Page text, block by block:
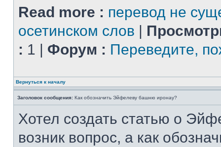
Read more : перевод не
осетинском слов |
: 1 | Форум : Переведите,
Вернуться к началу
Заголовок сообщения: Как обозначить Эйфелеву башню иронау?
Хотел создать статью о
возник вопрос, а как